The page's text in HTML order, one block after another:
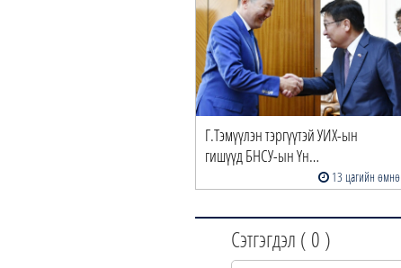
Г.Тэмүүлэн тэргүүтэй УИХ-ын
гишүүд БНСУ-ын Үн…
13 цагийн өмнө
Сэтгэгдэл ( 0 )